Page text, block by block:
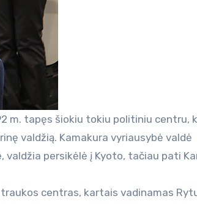
m. tapęs šiokiu tokiu politiniu centru,
valdžią. Kamakura vyriausybė valdė
valdžia persikėlė į Kyoto, tačiau pati
centras, kartais vadinamas